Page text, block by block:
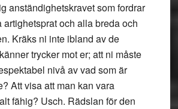
anständighetskravet som fordrar
och alla breda och
Kräks ni inte ibland av de
trycker mot er; att ni måste
nivå av vad som är
Att visa att man kan vara
fähig? Usch. Rädslan för den